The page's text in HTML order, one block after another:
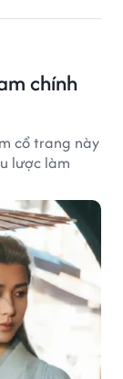
chính
cổ trang này
lược làm